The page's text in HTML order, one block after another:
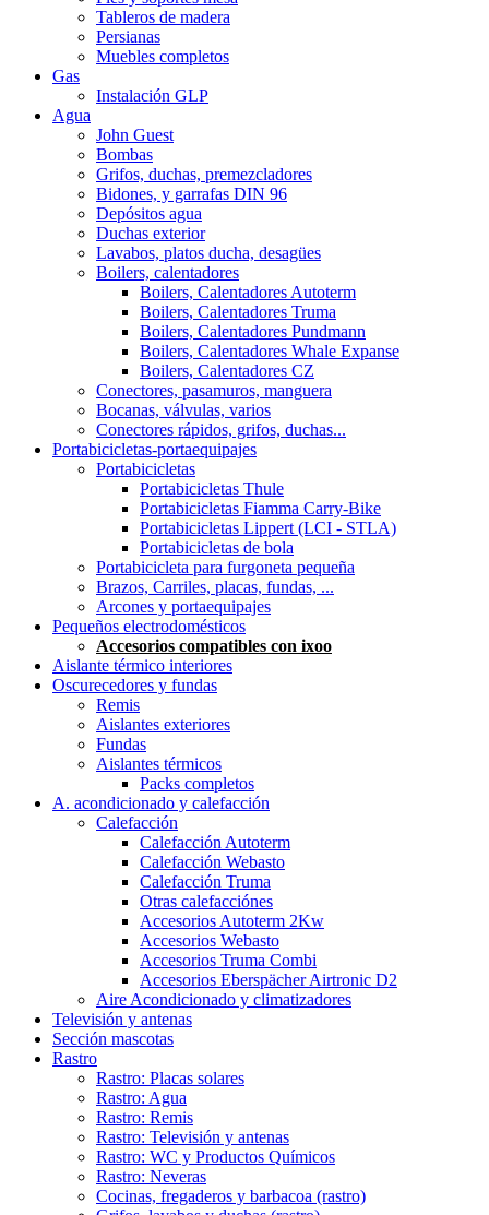
Tableros de madera
Persianas
Muebles completos
Gas
Instalación GLP
Agua
John Guest
Bombas
Grifos, duchas, premezcladores
Bidones, y garrafas DIN 96
Depósitos agua
Duchas exterior
Lavabos, platos ducha, desagües
Boilers, calentadores
Boilers, Calentadores Autoterm
Boilers, Calentadores Truma
Boilers, Calentadores Pundmann
Boilers, Calentadores Whale Expanse
Boilers, Calentadores CZ
Conectores, pasamuros, manguera
Bocanas, válvulas, varios
Conectores rápidos, grifos, duchas...
Portabicicletas-portaequipajes
Portabicicletas
Portabicicletas Thule
Portabicicletas Fiamma Carry-Bike
Portabicicletas Lippert (LCI - STLA)
Portabicicletas de bola
Portabicicleta para furgoneta pequeña
Brazos, Carriles, placas, fundas, ...
Arcones y portaequipajes
Pequeños electrodomésticos
Accesorios compatibles con ixoo
Aislante térmico interiores
Oscurecedores y fundas
Remis
Aislantes exteriores
Fundas
Aislantes térmicos
Packs completos
A. acondicionado y calefacción
Calefacción
Calefacción Autoterm
Calefacción Webasto
Calefacción Truma
Otras calefacciónes
Accesorios Autoterm 2Kw
Accesorios Webasto
Accesorios Truma Combi
Accesorios Eberspächer Airtronic D2
Aire Acondicionado y climatizadores
Televisión y antenas
Sección mascotas
Rastro
Rastro: Placas solares
Rastro: Agua
Rastro: Remis
Rastro: Televisión y antenas
Rastro: WC y Productos Químicos
Rastro: Neveras
Cocinas, fregaderos y barbacoa (rastro)